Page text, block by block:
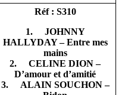
Réf : S310
1. JOHNNY
HALLYDAY – Entre mes
mains
2. CELINE DION –
D’amour et d’amitié
3. ALAIN SOUCHON –